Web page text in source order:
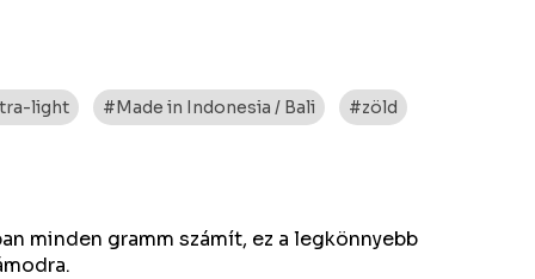
light #Made in Indonesia / Bali #zöld
minden gramm számít, ez a legkönnyebb